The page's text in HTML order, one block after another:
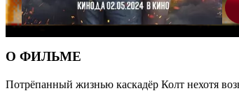
О ФИЛЬМЕ
Потрёпанный жизнью каскадёр Колт нехотя